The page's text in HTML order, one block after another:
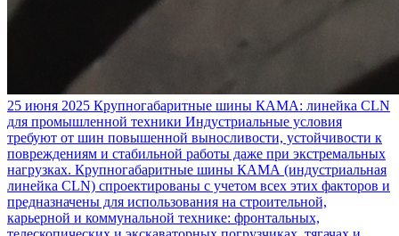
25 июня 2025 Крупногабаритные шины КАМА: линейка CLN
для промышленной техники Индустриальные условия
требуют от шин повышенной выносливости, устойчивости к
повреждениям и стабильной работы даже при экстремальных
нагрузках. Крупногабаритные шины КАМА (индустриальная
линейка CLN) спроектированы с учетом всех этих факторов и
предназначены для использования на строительной,
карьерной и коммунальной технике: фронтальных,